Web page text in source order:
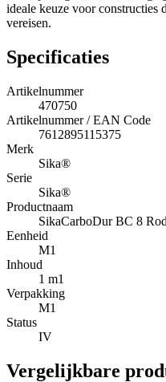
ideale keuze voor constructies
vereisen.
Specificaties
Artikelnummer
470750
Artikelnummer / EAN Code
7612895115375
Merk
Sika®
Serie
Sika®
Productnaam
SikaCarboDur BC 8
Eenheid
M1
Inhoud
1 m1
Verpakking
M1
Status
IV
Vergelijkbare